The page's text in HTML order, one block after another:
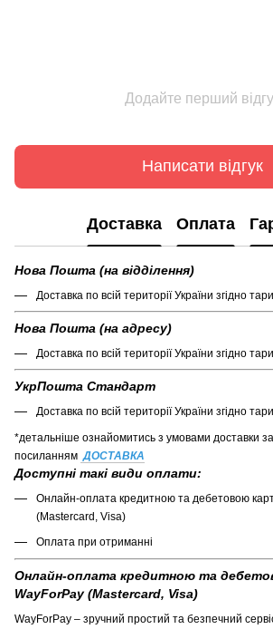
Додайте перший
Написати відгук
Доставка Оплата
Нова Пошта (на відділення)
Доставка по всій території України згідно
Нова Пошта (на адресу)
Доставка по всій території України згідно
УкрПошта Стандарт
Доставка по всій території України згідно
*детальніше ознайомитись з умовами доставки за
посиланням ДОСТАВКА
Доступні такі види оплати:
Онлайн-оплата кредитною та дебетовою
(Mastercard, Visa)
Оплата при отриманні
Онлайн-оплата кредитною та
WayForPay (Mastercard, Visa)
WayForPay – зручний простий та безпечний